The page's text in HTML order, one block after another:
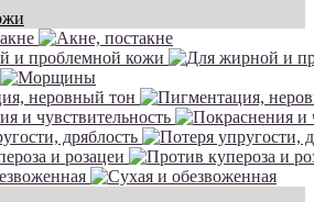
и проблемной кожи
неровный тон
и чувствительность
дряблость
и розацеи